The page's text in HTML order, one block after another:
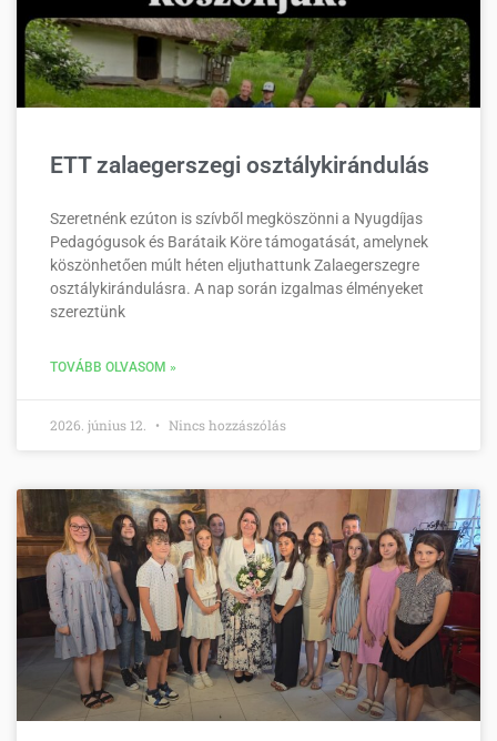
ETT zalaegerszegi osztálykirándulás
Szeretnénk ezúton is szívből megköszönni a Nyugdíjas
Pedagógusok és Barátaik Köre támogatását, amelynek
köszönhetően múlt héten eljuthattunk Zalaegerszegre
osztálykirándulásra. A nap során izgalmas élményeket
szereztünk
TOVÁBB OLVASOM »
2026. június 12. Nincs hozzászólás